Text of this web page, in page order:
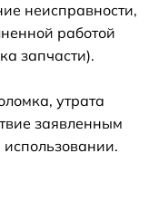
неисправности,
работой
запчасти).
утрата
заявленным